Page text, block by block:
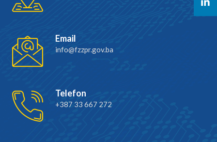
Email
info@fzzpr.gov.ba
Telefon
+387 33 667 272